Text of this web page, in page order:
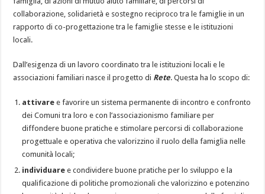
collaborazione, solidarietà e sostegno reciproco tra le famiglie in un
rapporto di co-progettazione tra le famiglie stesse e le istituzioni
locali.
Dall’esigenza di un lavoro coordinato tra le istituzioni locali e le
associazioni familiari nasce il progetto di Rete. Questa ha lo scopo di:
attivare e favorire un sistema permanente di incontro e confronto
dei Comuni tra loro e con l’associazionismo familiare per
diffondere buone pratiche e stimolare percorsi di collaborazione
progettuale e operativa che valorizzino il ruolo della famiglia nelle
comunità locali;
individuare e condividere buone pratiche per lo sviluppo e la
qualificazione di politiche promozionali che valorizzino e potenzino